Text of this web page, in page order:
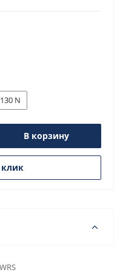
N
В корзину
клик
WRS